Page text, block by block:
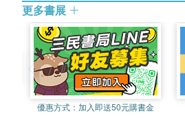
更多書展
優惠方式： 加入即送50元購書金